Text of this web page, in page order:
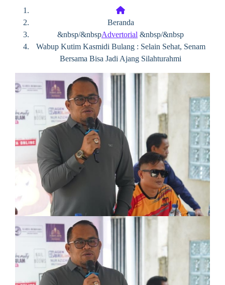
Beranda
&nbsp/&nbspAdvertorial &nbsp/&nbsp
Wabup Kutim Kasmidi Bulang : Selain Sehat, Senam
Bersama Bisa Jadi Ajang Silahturahmi